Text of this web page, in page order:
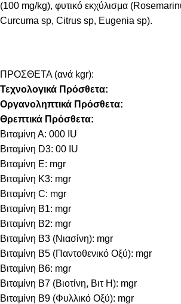
(100 mg/kg), φυτικό εκχύλισμα
Curcuma sp, Citrus sp, Eugenia sp).
ΠΡΟΣΘΕΤΑ (ανά kgr):
Τεχνολογικά Πρόσθετα:
Οργανοληπτικά Πρόσθετα:
Θρεπτικά Πρόσθετα:
Βιταμίνη Α: 000 IU
Βιταμίνη D3: 00 IU
Βιταμίνη E: mgr
Βιταμίνη Κ3: mgr
Βιταμίνη C: mgr
Βιταμίνη B1: mgr
Βιταμίνη B2: mgr
Βιταμίνη B3 (Νιασίνη): mgr
Βιταμίνη B5 (Παντοθενικό Οξύ): mgr
Βιταμίνη B6: mgr
Βιταμίνη B7 (Βιοτίνη, Βιτ Η): mgr
Βιταμίνη B9 (Φυλλικό Οξύ): mgr